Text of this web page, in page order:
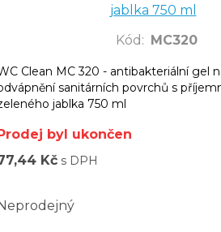
jablka 750 ml
Kód : MC320
Clean MC 320 - antibakteriální gel
sanitárních povrchů s
jablka 750 ml
byl ukončen
Kč s DPH